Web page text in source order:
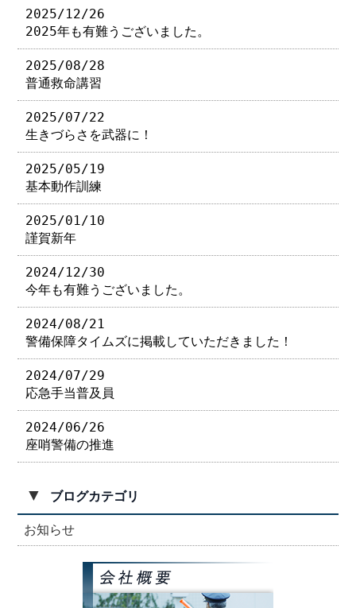
2025/12/26
2025年も有難うございました。
2025/08/28
普通救命講習
2025/07/22
生きづらさを武器に！
2025/05/19
基本動作訓練
2025/01/10
謹賀新年
2024/12/30
今年も有難うございました。
2024/08/21
警備保障タイムズに掲載していただきました！
2024/07/29
応急手当普及員
2024/06/26
座哨警備の推進
▼ ブログカテゴリ
お知らせ